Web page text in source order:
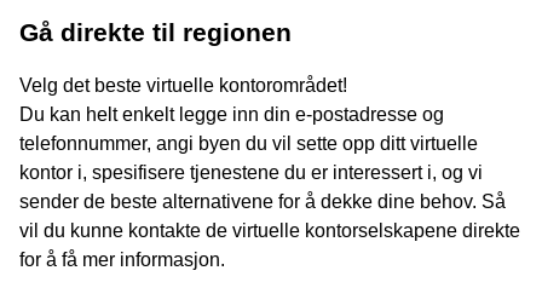
Næringslokaler
til leie
Kontorhotell
Trondheim
Kontorfellesskap
Trondheim
Leie
kontor
Martin
Linges
Fornebu
Torg 5
Bærum
Professor
Kohts
vei 9
Gå direkte til regionen
Velg det beste virtuelle kontorområdet!
Du kan helt enkelt legge inn din e-postadresse og
telefonnummer, angi byen du vil sette opp ditt virtuelle
kontor i, spesifisere tjenestene du er interessert i, og vi
sender de beste alternativene for å dekke dine behov. Så
vil du kunne kontakte de virtuelle kontorselskapene direkte
for å få mer informasjon.